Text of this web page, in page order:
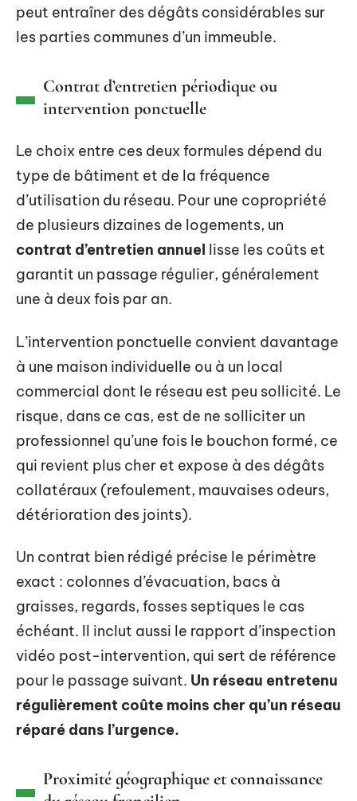
peut entraîner des dégâts considérables sur
les parties communes d’un immeuble.
Contrat d’entretien périodique ou
intervention ponctuelle
Le choix entre ces deux formules dépend du
type de bâtiment et de la fréquence
d’utilisation du réseau. Pour une copropriété
de plusieurs dizaines de logements, un
contrat d’entretien annuel lisse les coûts et
garantit un passage régulier, généralement
une à deux fois par an.
L’intervention ponctuelle convient davantage
à une maison individuelle ou à un local
commercial dont le réseau est peu sollicité. Le
risque, dans ce cas, est de ne solliciter un
professionnel qu’une fois le bouchon formé, ce
qui revient plus cher et expose à des dégâts
collatéraux (refoulement, mauvaises odeurs,
détérioration des joints).
Un contrat bien rédigé précise le périmètre
exact : colonnes d’évacuation, bacs à
graisses, regards, fosses septiques le cas
échéant. Il inclut aussi le rapport d’inspection
vidéo post-intervention, qui sert de référence
pour le passage suivant. Un réseau entretenu
régulièrement coûte moins cher qu’un réseau
réparé dans l’urgence.
Proximité géographique et connaissance